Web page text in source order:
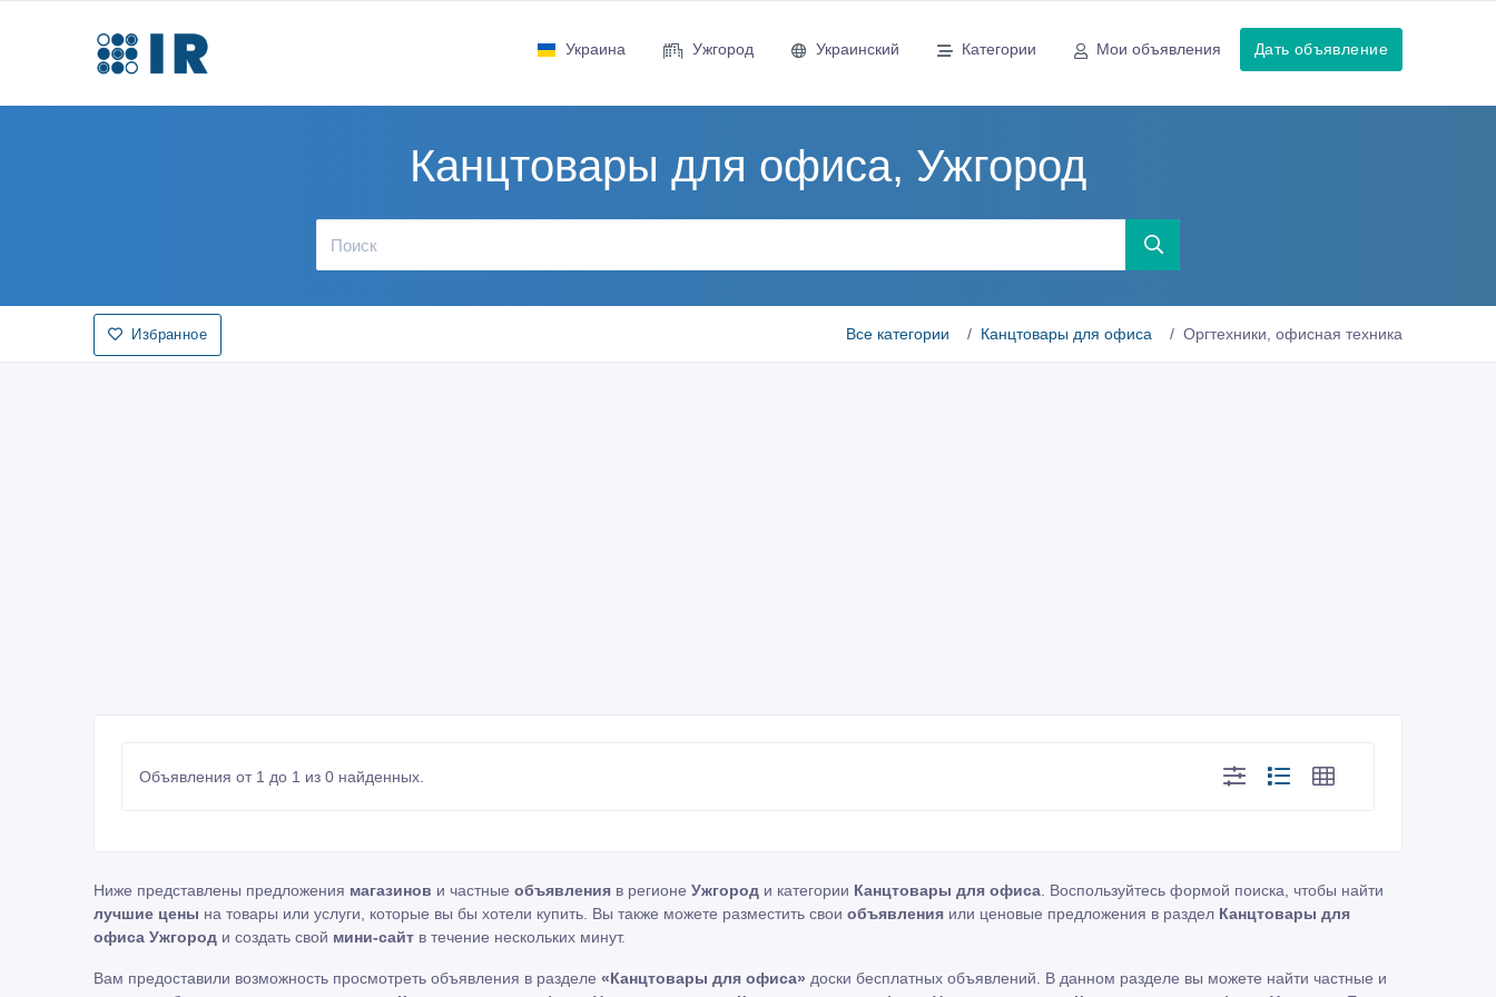
Украина Ужгород Украинский Категории Мои объявления Дать объявление
Канцтовары для офиса, Ужгород
Избранное Все категории Канцтовары для офиса Оргтехники, офисная техника
Объявления от 1 до 1 из 0 найденных.
Ниже представлены предложения магазинов и частные объявления в регионе Ужгород и категории Канцтовары для офиса. Воспользуйтесь формой поиска, чтобы найти
лучшие цены на товары или услуги, которые вы бы хотели купить. Вы также можете разместить свои объявления или ценовые предложения в раздел Канцтовары для
офиса Ужгород и создать свой мини-сайт в течение нескольких минут.
Вам предоставили возможность просмотреть объявления в разделе «Канцтовары для офиса» доски бесплатных объявлений. В данном разделе вы можете найти частные и